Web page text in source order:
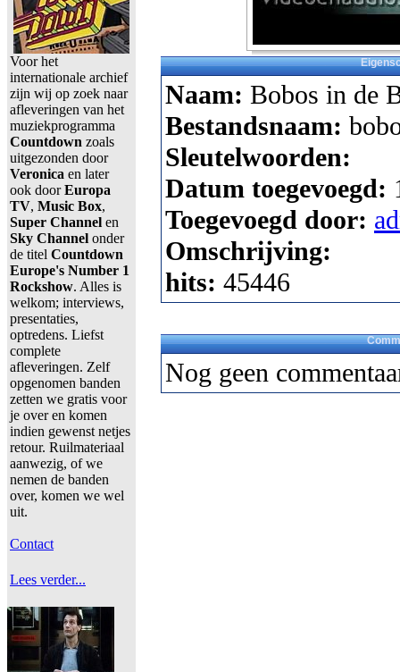
Voor het
internationale archief
zijn wij op zoek naar
afleveringen van het
muziekprogramma
Countdown zoals
uitgezonden door
Veronica en later
ook doorEuropa
TV, Music Box,
Super Channel en
Sky Channel onder
de titel Countdown
Europe's Number 1
Rockshow. Alles is
welkom; interviews,
presentaties,
optredens. Liefst
complete
afleveringen. Zelf
opgenomen banden
zetten we gratis voor
je over en komen
indien gewenst netjes
retour. Ruilmateriaal
aanwezig, of we
nemen de banden
over, komen we wel
uit.
Contact
Lees verder...
Naam: Bobos in de
Bestandsnaam:
Sleutelwoorden:
Datum toegevoegd:
Toegevoegd door:
Omschrijving:
hits: 45446
Nog geen